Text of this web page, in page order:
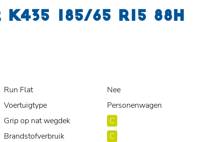
K435 185/65 R15 88H
Run Flat
Nee
Voertuigtype
Personenwagen
Grip op nat wegdek
C
Brandstofverbruik
C